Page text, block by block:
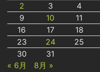
2
3 4
9
10 11
16
17 18
23
24 25
30
31
« 6月
8月 »